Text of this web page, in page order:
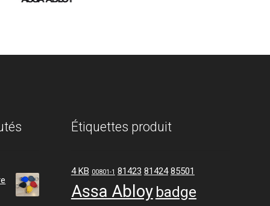
Étiquettes produit
4 KB 00801-1 81423 81424 85501
Assa Abloy badge